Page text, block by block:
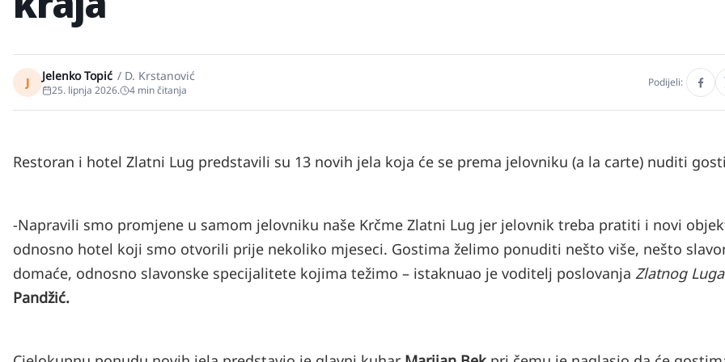
J Jelenko Topić / D. Krstanović
25. lipnja 2026. 4 min čitanja
Podijeli:
Restoran i hotel Zlatni Lug predstavili su 13 novih jela koja će se prema jelovniku (a la carte) nuditi
-Napravili smo promjene u samom jelovniku naše Krčme Zlatni Lug jer jelovnik treba pratiti i novi
odnosno hotel koji smo otvorili prije nekoliko mjeseci. Gostima želimo ponuditi nešto više, nešto
domaće, odnosno slavonske specijalitete kojima težimo – istaknuao je voditelj poslovanja Zlatnog Luga
Pandžić.